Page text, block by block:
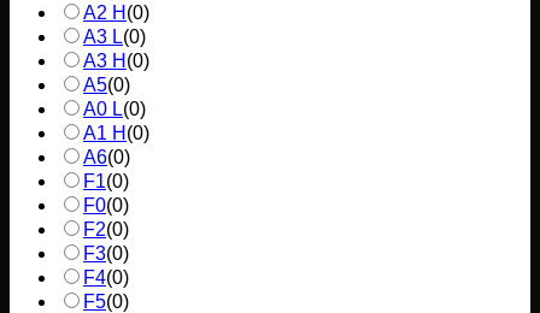
A2 H (0)
A3 L(0)
A3 H (0)
A5(0)
A0 L(0)
A1 H (0)
A6(0)
F1(0)
F0(0)
F2(0)
F3(0)
F4(0)
F5(0)